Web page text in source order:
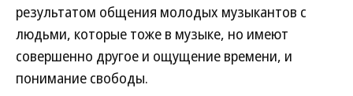
результатом общения молодых музыкантов с
людьми, которые тоже в музыке, но имеют
совершенно другое и ощущение времени, и
понимание свободы.